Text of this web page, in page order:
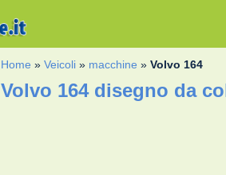
Home »Veicoli » macchine »Volvo 164
Volvo 164 disegno da